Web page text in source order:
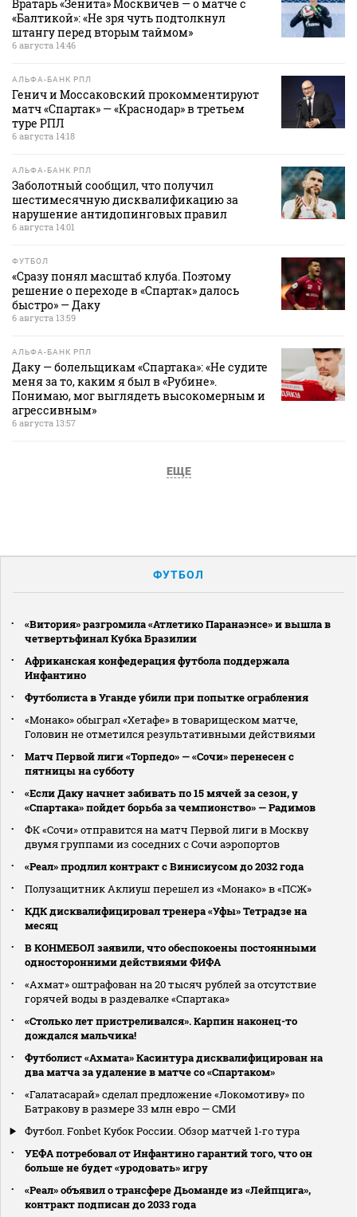
Вратарь «Зенита» Москвичев — о матче с
«Балтикой»: «Не зря чуть подтолкнул
штангу перед вторым таймом»
6 августа 14:46
АЛЬФА-БАНК РПЛ
Генич и Моссаковский прокомментируют
матч «Спартак» — «Краснодар» в третьем
туре РПЛ
6 августа 14:18
АЛЬФА-БАНК РПЛ
Заболотный сообщил, что получил
шестимесячную дисквалификацию за
нарушение антидопинговых правил
6 августа 14:01
ФУТБОЛ
«Сразу понял масштаб клуба. Поэтому
решение о переходе в «Спартак» далось
быстро» — Даку
6 августа 13:59
АЛЬФА-БАНК РПЛ
Даку — болельщикам «Спартака»: «Не судите
меня за то, каким я был в «Рубине».
Понимаю, мог выглядеть высокомерным и
агрессивным»
6 августа 13:57
ЕЩЕ
ФУТБОЛ
«Витория» разгромила «Атлетико Паранаэнсе» и вышла в
четвертьфинал Кубка Бразилии
Африканская конфедерация футбола поддержала
Инфантино
Футболиста в Уганде убили при попытке ограбления
«Монако» обыграл «Хетафе» в товарищеском матче,
Головин не отметился результативными действиями
Матч Первой лиги «Торпедо» — «Сочи» перенесен с
пятницы на субботу
«Если Даку начнет забивать по 15 мячей за сезон, у
«Спартака» пойдет борьба за чемпионство» — Радимов
ФК «Сочи» отправится на матч Первой лиги в Москву
двумя группами из соседних с Сочи аэропортов
«Реал» продлил контракт с Винисиусом до 2032 года
Полузащитник Аклиуш перешел из «Монако» в «ПСЖ»
КДК дисквалифицировал тренера «Уфы» Тетрадзе на
месяц
В КОНМЕБОЛ заявили, что обеспокоены постоянными
односторонними действиями ФИФА
«Ахмат» оштрафован на 20 тысяч рублей за отсутствие
горячей воды в раздевалке «Спартака»
«Столько лет пристреливался». Карпин наконец-то
дождался мальчика!
Футболист «Ахмата» Касинтура дисквалифицирован на
два матча за удаление в матче со «Спартаком»
«Галатасарай» сделал предложение «Локомотиву» по
Батракову в размере 33 млн евро — СМИ
Футбол. Fonbet Кубок России. Обзор матчей 1-го тура
УЕФА потребовал от Инфантино гарантий того, что он
больше не будет «уродовать» игру
«Реал» объявил о трансфере Дьоманде из «Лейпцига»,
контракт подписан до 2033 года